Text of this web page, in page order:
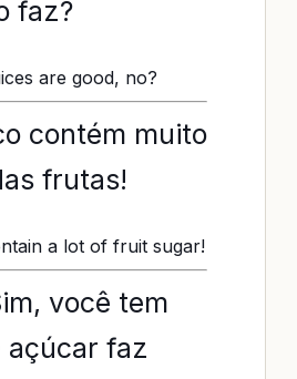
faz?
are good, no?
contém muito
frutas!
a lot of fruit sugar!
você tem
açúcar faz